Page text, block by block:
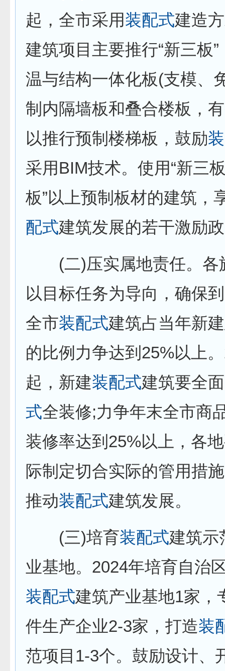
起，全市采用装配式建造
建筑项目主要推行“新三板
温与结构一体化板(支模、
制内隔墙板和叠合楼板，
以推行预制楼梯板，鼓励
采用BIM技术。使用“新三
板”以上预制板材的建筑，
配式建筑发展的若干激励
(二)压实属地责任。各
以目标任务为导向，确保
全市装配式建筑占当年新
的比例力争达到25%以上
起，新建装配式建筑要全
式全装修;力争年末全市商
装修率达到25%以上，各
际制定切合实际的管用措
推动装配式建筑发展。
(三)培育装配式建筑示
业基地。2024年培育自治
装配式建筑产业基地1家，
件生产企业2-3家，打造装
范项目1-3个。鼓励设计、